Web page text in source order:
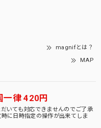
magnifとは？
MAP
一律 420円
いても対応できませんのでご了承
に日時指定の操作が出来てしま